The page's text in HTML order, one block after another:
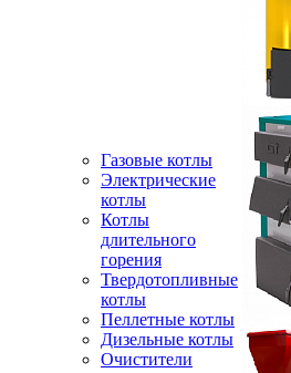
Газовые котлы
Электрические
котлы
Котлы
длительного
горения
Твердотопливные
котлы
Пеллетные котлы
Дизельные котлы
Очистители